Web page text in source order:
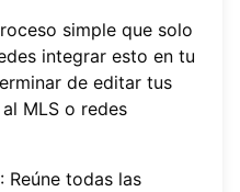
simple que solo
integrar esto en tu
de editar tus
MLS o redes
: Reúne todas las